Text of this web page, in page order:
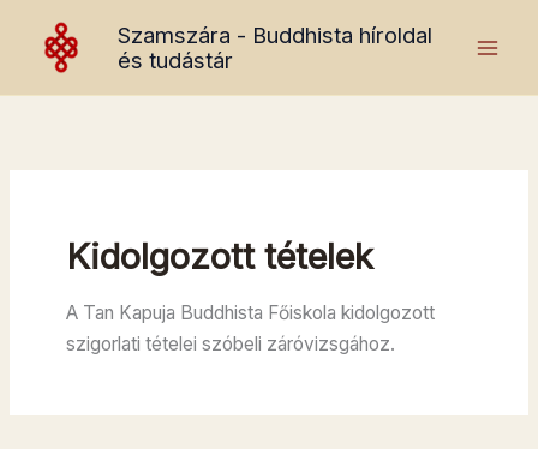
content
Szamszára - Buddhista híroldal
és tudástár
Kidolgozott tételek
A Tan Kapuja Buddhista Főiskola kidolgozott
szigorlati tételei szóbeli záróvizsgához.